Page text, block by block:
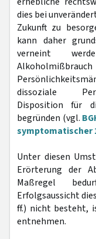
dies bei
Zukunft zu
kann daher
verneint
dissoziale
Disposition für
begründen (vgl.
symptomatischer
Unter diesen
Erörterung der
Maßregel
Erfolgsaussicht
ff.) nicht besteht,
entnehmen.